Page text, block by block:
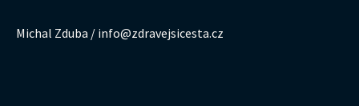
Michal Zduba / info@zdravejsicesta.cz